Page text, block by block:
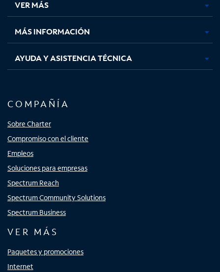
pestaña
nueva
pestaña
nueva
pestaña
nuevanueva
VER MÁS
MÁS INFORMACIÓN
AYUDA Y ASISTENCIA TÉCNICA
COMPAÑÍA
Sobre Charter
Compromiso con el cliente
Empleos
Soluciones para empresas
Spectrum Reach
Spectrum Community Solutions
Spectrum Business
VER MÁS
Paquetes y promociones
Internet